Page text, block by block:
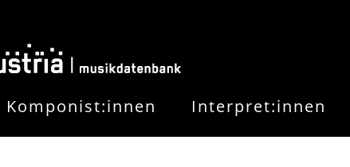
Komponist:innen Interpret:innen